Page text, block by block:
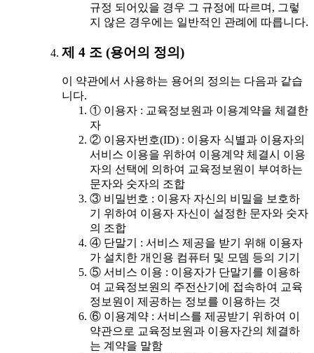
규정 되어있을 경우 그 규정에 따르며, 그렇
지 않은 경우에는 일반적인 관례에 따릅니다.
제 4 조 (용어의 정의)
이 약관에서 사용하는 용어의 정의는 다음과 같습
니다.
① 이용자 : 교육정보원과 이용계약을 체결한
자
② 이용자번호(ID) : 이용자 식별과 이용자의
서비스 이용을 위하여 이용계약 체결시 이용
자의 선택에 의하여 교육정보원이 부여하는
문자와 숫자의 조합
③ 비밀번호 : 이용자 자신의 비밀을 보호하
기 위하여 이용자 자신이 설정한 문자와 숫자
의 조합
④ 단말기 : 서비스 제공을 받기 위해 이용자
가 설치한 개인용 컴퓨터 및 모뎀 등의 기기
⑤ 서비스 이용 : 이용자가 단말기를 이용하
여 교육정보원의 주전산기에 접속하여 교육
정보원이 제공하는 정보를 이용하는 것
⑥ 이용계약 : 서비스를 제공받기 위하여 이
약관으로 교육정보원과 이용자간의 체결하
는 계약을 말함